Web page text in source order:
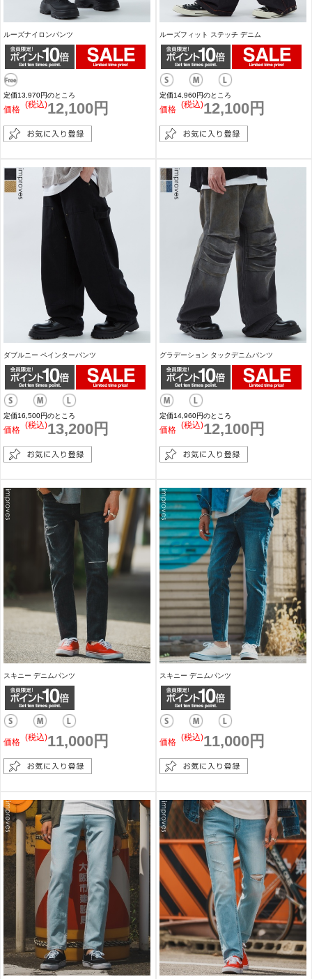
ルーズナイロンパンツ
定価13,970円のところ
価格 12,100円
(税込)
ルーズフィット ステッチ デニム
定価14,960円のところ
価格 12,100円
(税込)
ダブルニー ペインターパンツ
定価16,500円のところ
価格 13,200円
(税込)
グラデーション タックデニムパンツ
定価14,960円のところ
価格 12,100円
(税込)
スキニー デニムパンツ
価格 11,000円
(税込)
スキニー デニムパンツ
価格 11,000円
(税込)